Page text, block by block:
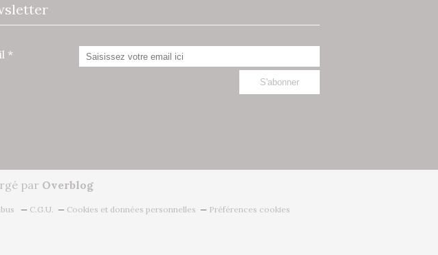
par Overblog
C.G.U. Cookies et données personnelles Préférences cookies